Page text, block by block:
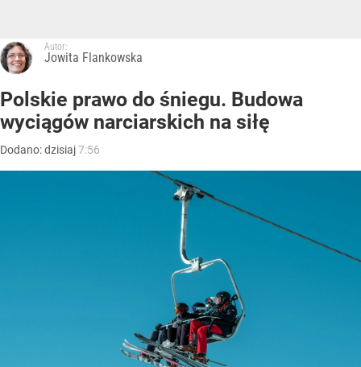
Autor:
Jowita Flankowska
Polskie prawo do śniegu. Budowa
wyciągów narciarskich na siłę
Dodano:dzisiaj7:56